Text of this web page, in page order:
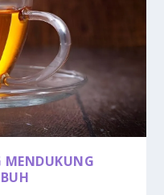
MENDUKUNG